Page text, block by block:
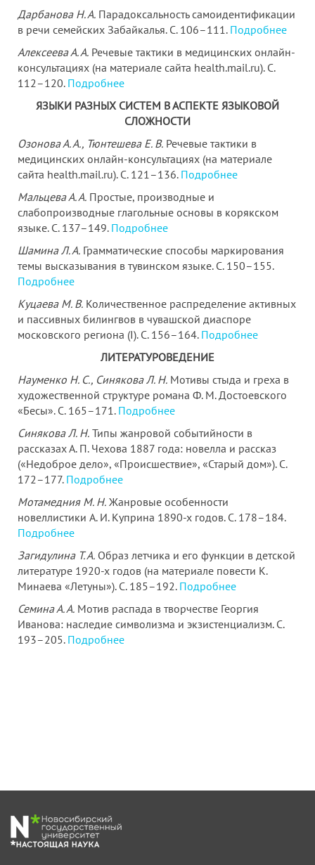
Дарбанова Н. А. Парадоксальность самоидентификации
в речи семейских Забайкалья. С. 106–111. Подробнее
Алексеева А. А. Речевые тактики в медицинских онлайн-
консультациях (на материале сайта health.mail.ru). С.
112–120. Подробнее
ЯЗЫКИ РАЗНЫХ СИСТЕМ В АСПЕКТЕ ЯЗЫКОВОЙ
СЛОЖНОСТИ
Озонова А. А., Тюнтешева Е. В. Речевые тактики в
медицинских онлайн-консультациях (на материале
сайта health.mail.ru). С. 121–136. Подробнее
Мальцева А. А. Простые, производные и
слабопроизводные глагольные основы в корякском
языке. С. 137–149. Подробнее
Шамина Л. А. Грамматические способы маркирования
темы высказывания в тувинском языке. С. 150–155.
Подробнее
Куцаева М. В. Количественное распределение активных
и пассивных билингвов в чувашской диаспоре
московского региона (I). С. 156–164. Подробнее
ЛИТЕРАТУРОВЕДЕНИЕ
Науменко Н. С., Синякова Л. Н. Мотивы стыда и греха в
художественной структуре романа Ф. М. Достоевского
«Бесы». С. 165–171. Подробнее
Синякова Л. Н. Типы жанровой событийности в
рассказах А. П. Чехова 1887 года: новелла и рассказ
(«Недоброе дело», «Происшествие», «Старый дом»). С.
172–177. Подробнее
Мотамедния М. Н. Жанровые особенности
новеллистики A. И. Куприна 1890-х годов. С. 178–184.
Подробнее
Загидулина Т. А. Образ летчика и его функции в детской
литературе 1920-х годов (на материале повести К.
Минаева «Летуны»). С. 185–192. Подробнее
Семина А. А. Мотив распада в творчестве Георгия
Иванова: наследие символизма и экзистенциализм. С.
193–205. Подробнее